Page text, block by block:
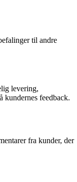
til andre
levering,
kundernes feedback.
fra kunder, der